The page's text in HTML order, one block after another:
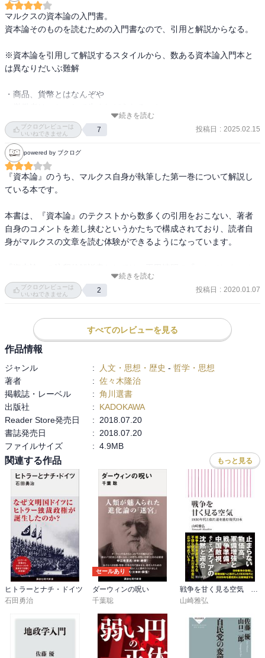
マルクスの資本論の入門書。
資本論そのものを読むための入門書なので、引用と解説からなる。
※資本論を引用して解説するスタイルから、数ある資本論入門本と
は異なりだいぶ難解
・商品、貨幣とはなんぞや
・剰余価値の発生メカニズム(労働により生み出す価値>労働力の費
用)
など、資本主義的生産様式が支配的である社会において、何がどう
してどうなって今に至る。また、将来はこうなるであろうと引用し
つつ解説された書籍。
原文が難解で多様な解釈が可能なのか、学者間でも理解が異なるら
この手の本をしっかり理解できると、資本論そのものもなんとか読
み解ける日が来る、かもしれない。
続きを読む
ブクログレビューは
いいねできません
7 投稿日 : 2025.02.15
powered by ブクログ
『資本論』のうち、マルクス自身が執筆した第一巻について解説し
ている本です。
本書は、『資本論』のテクストから数多くの引用をおこない、著者
自身のコメントを差し挟むというかたちで構成されており、読者自
身がマルクスの文章を読む体験ができるようになっています。
『資本』』全4巻（日本評論社）や佐藤金三郎ほか編『資本論を学
ぶ』（有斐閣）などがありますが、著者自身の研究も含め、最新の
第一篇「商品と貨幣」では、著者の中心的な研究課題である「物象
福祉国家的な制度の実現をめざす運動が労働者のアソシエーション
へとつながる可能性をもっていることや、フェミニズムやエコロジ
ーの観点からの問題提起に対してマルクス主義がどのようにこたえ
ることができるのかといった問題についても言及がなされており、
『資本論』に秘められたさまざまな思想的可能性が掘り起こされて
います。
続きを読む
ブクログレビューは
いいねできません
2 投稿日 : 2020.01.07
すべてのレビューを見る
作品情報
ジャンル : 人文・思想・歴史 - 哲学・思想
著者
: 佐々木隆治
掲載誌・レーベル
: 角川選書
出版社
:
KADOKAWA
Reader Store発売日
:
2018.07.20
書誌発売日
:
2018.07.20
ファイルサイズ
: 4.9MB
関連する作品 もっと見る
ヒトラーとナチ・ドイツ
石田勇治
セールあり
ダーウィンの呪い
千葉聡
戦争を甘く見る空気 1930年代と似た道を進む現代日本
山崎雅弘